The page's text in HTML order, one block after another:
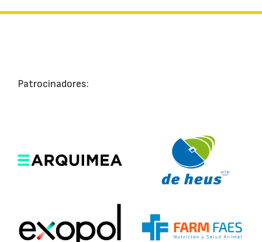
Patrocinadores: